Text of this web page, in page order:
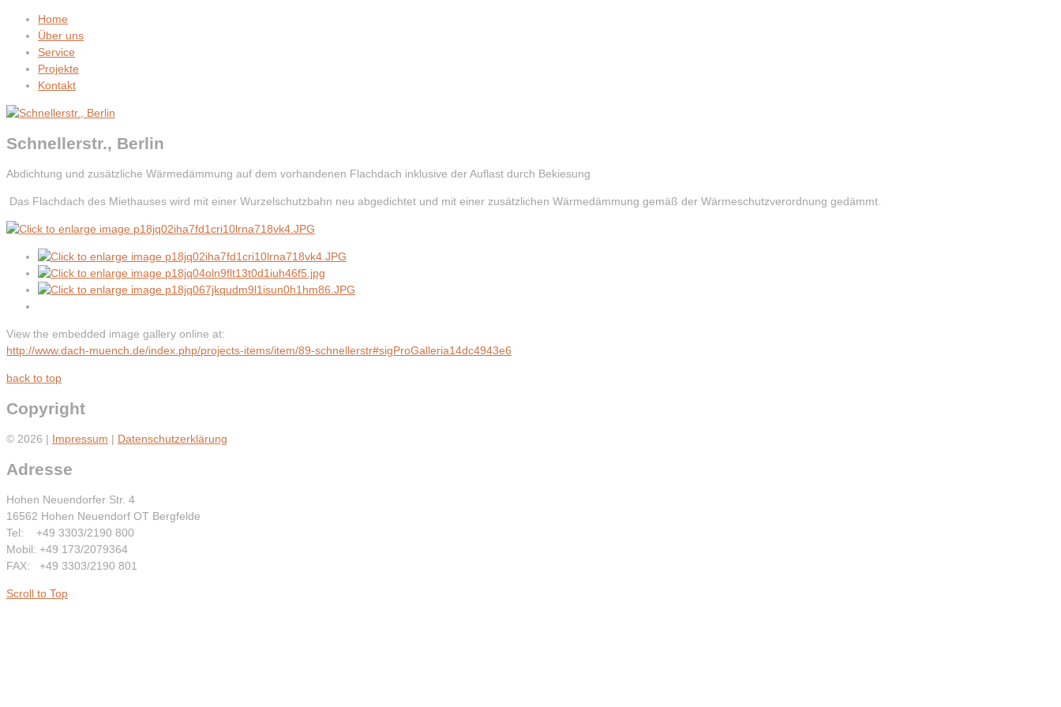
Home
Über uns
Service
Projekte
Kontakt
Schnellerstr., Berlin
Abdichtung und zusätzliche Wärmedämmung auf dem vorhandenen Flachdach inklusive der Auflast durch Bekiesung
Das Flachdach des Miethauses wird mit einer Wurzelschutzbahn neu abgedichtet und mit einer zusätzlichen Wärmedämmung gemäß der Wärmeschutzverordnung gedämmt.
View the embedded image gallery online at:
http://www.dach-muench.de/index.php/projects-items/item/89-schnellerstr#sigProGalleria14dc4943e6
back to top
Copyright
© 2026 | Impressum | Datenschutzerklärung
Adresse
Hohen Neuendorfer Str. 4
16562 Hohen Neuendorf OT Bergfelde
Tel: +49 3303/2190 800
Mobil: +49 173/2079364
FAX: +49 3303/2190 801
Scroll to Top